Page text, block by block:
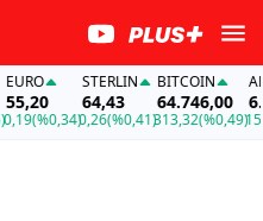
55,20
(%0,34)
STERLIN
64,43
0,26(%0,41)
BITCOIN
64.746,00
313,32(%0,49)